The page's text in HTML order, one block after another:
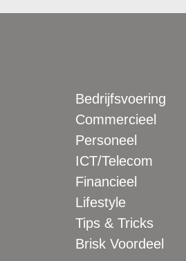
Bedrijfsvoering
Commercieel
Personeel
ICT/Telecom
Financieel
Lifestyle
Tips & Tricks
Brisk Voordeel